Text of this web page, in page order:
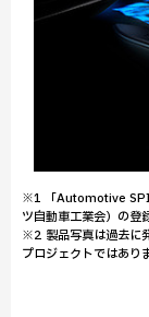
※1 「Automotive
ツ自動車工業会）の登
※2 製品写真は過去に
プロジェクトではあり